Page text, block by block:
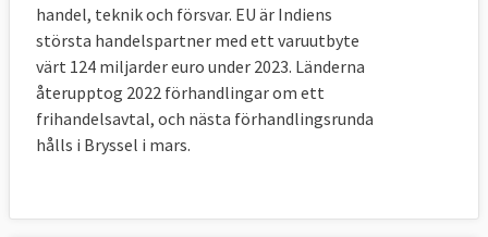
handel, teknik och försvar. EU är Indiens
största handelspartner med ett varuutbyte
värt 124 miljarder euro under 2023. Länderna
återupptog 2022 förhandlingar om ett
frihandelsavtal, och nästa förhandlingsrunda
hålls i Bryssel i mars.